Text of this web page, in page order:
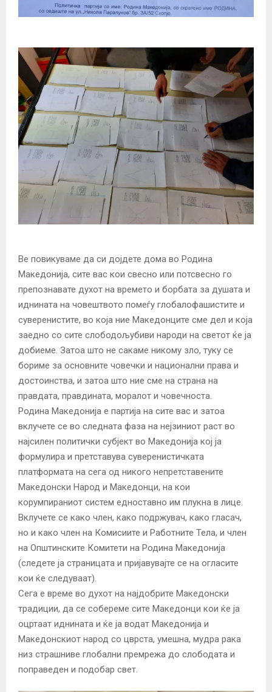
Ве повикуваме да си дојдете дома во Родина
Македонија, сите вас кои свесно или потсвесно го
препознавате духот на времето и борбата за душата и
иднината на човештвото помеѓу глобалофашистите и
суверенистите, во која ние Македонците сме дел и која
заедно со сите слободољубиви народи на светот ќе ја
добиеме. Затоа што не сакаме никому зло, туку се
бориме за основните човечки и национални права и
достоинства, и затоа што ние сме на страна на
правдата, правдината, моралот и човечноста.
Родина Македонија е партија на сите вас и затоа
вклучете се во следната фаза на нејзиниот раст во
најсилен политички субјект во Македонија кој ја
формулира и претставува суверенистичката
платформата на сега од никого непретставените
Македонски Народ и Македонци, на кои
корумпираниот систем едноставно им плукна в лице.
Вклучете се како член, како подржувач, како гласач,
но и како член на Комисиите и Работните Тела, и член
на Општинските Комитети на Родина Македонија
(следете ја страницата и пријавувајте се на огласите
кои ќе следуваат).
Сега е време во духот на најдобрите Македонски
традиции, да се собереме сите Македонци кои ќе ја
оцртаат иднината и ќе ја водат Македонија и
Македонскиот народ со цврста, умешна, мудра рака
низ страшниве глобални премрежа до слободата и
поправеден и подобар свет.